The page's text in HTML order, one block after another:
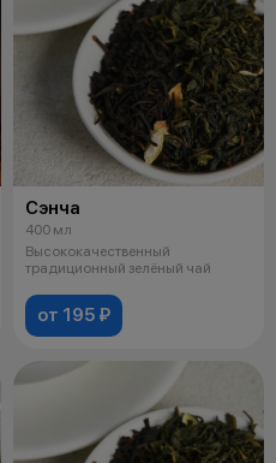
Сэнча
400 мл
Высококачественный
традиционный зелёный чай
от 195 ₽